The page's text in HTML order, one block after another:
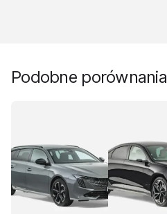
Podobne porównania